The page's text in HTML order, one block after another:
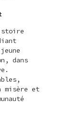
dans
misère et